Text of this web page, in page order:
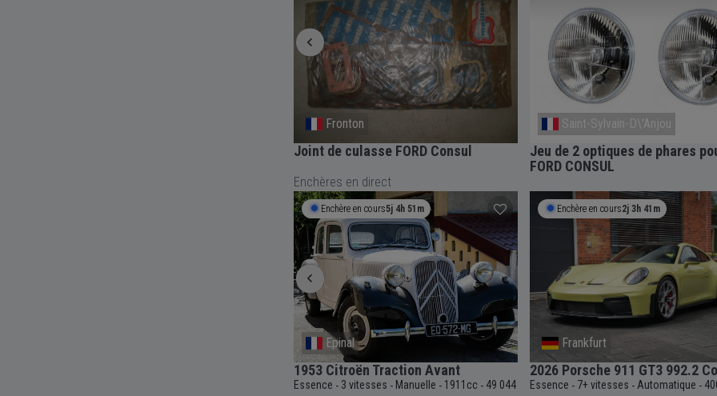
Fronton
Joint de culasse FORD Consul
Saint-Sylvain-D\'Anjou
Jeu de 2 optiques de phares
FORD CONSUL
Enchères en direct
Enchère en cours5j 4h 51m
Epinal
1953 Citroën Traction Avant
Essence - 3 vitesses - Manuelle - 1911cc - 49 044
Enchère en cours2j 3h 41m
Frankfurt
2026 Porsche 911 GT3 992.2
Essence - 7+ vitesses - Automatique -